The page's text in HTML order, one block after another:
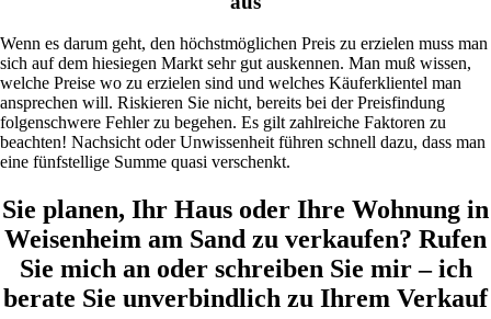
Wenn es darum geht, den höchstmöglichen Preis zu erzielen muss man
sich auf dem hiesiegen Markt sehr gut auskennen. Man muß wissen,
welche Preise wo zu erzielen sind und welches Käuferklientel man
ansprechen will. Riskieren Sie nicht, bereits bei der Preisfindung
folgenschwere Fehler zu begehen. Es gilt zahlreiche Faktoren zu
beachten! Nachsicht oder Unwissenheit führen schnell dazu, dass man
eine fünfstellige Summe quasi verschenkt.
Sie planen, Ihr Haus oder Ihre Wohnung in
Weisenheim am Sand zu verkaufen? Rufen
Sie mich an oder schreiben Sie mir – ich
berate Sie unverbindlich zu Ihrem Verkauf